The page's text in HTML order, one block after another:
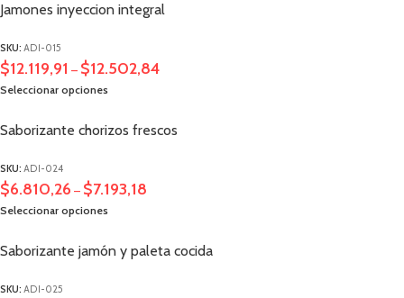
Jamones inyeccion integral
SKU: ADI-015
$12.119,91 – $12.502,84
Seleccionar opciones
Saborizante chorizos frescos
SKU: ADI-024
$6.810,26 – $7.193,18
Seleccionar opciones
Saborizante jamón y paleta cocida
SKU: ADI-025